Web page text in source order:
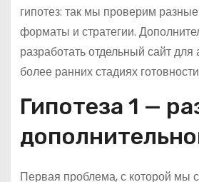
гипотез: так мы проверим
форматы и стратегии.
разработать отдельный сайт для
более ранних стадиях
Гипотеза 1 —
Первая проблема, с которой мы